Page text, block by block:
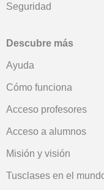
Seguridad
Descubre más
Ayuda
Cómo funciona
Acceso profesores
Acceso a alumnos
Misión y visión
Tusclases en el